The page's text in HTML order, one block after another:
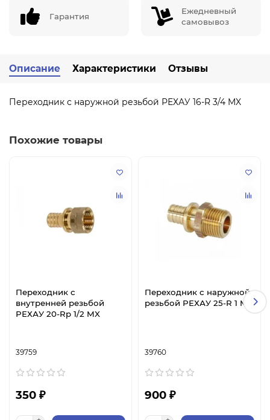
Гарантия
Ежедневный
самовывоз
Описание Характеристики Отзывы
Переходник с наружной резьбой РЕХАУ 16-R 3/4 MX
Похожие товары
Переходник с
внутренней резьбой
РЕХАУ 20-Rp 1/2 MX
39759
350 ₽
Переходник с наружной
резьбой РЕХАУ 25-R 1 MX
39760
900 ₽